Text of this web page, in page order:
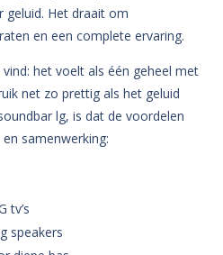
geluid. Het draait om
en een complete ervaring.
het voelt als één geheel met
net zo prettig als het geluid
lg, is dat de voordelen
samenwerking:
tv’s
speakers